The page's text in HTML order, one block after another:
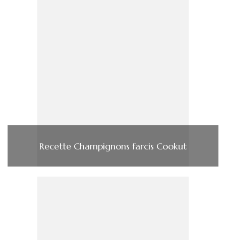
Recette Champignons farcis Cookut